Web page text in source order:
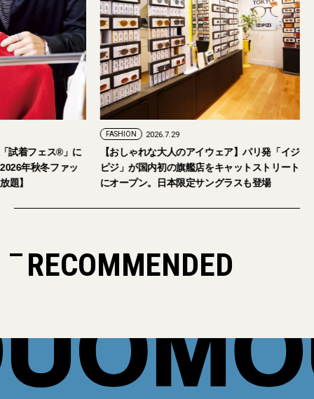
2026年9月5日・6日開催。「試着フェス®︎」に
読者の皆さまをご招待。【2026年秋冬ファッ
ション＆美容アイテム試し放題】
【おしゃれな大人
ピジ」が国内初の
にオープン。日本
RECOMMENDED